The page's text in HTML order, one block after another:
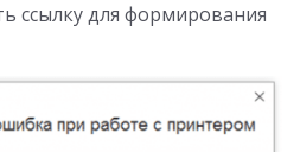
ссылку для формирования